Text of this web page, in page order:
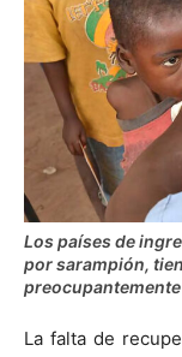
Los países de
por sarampión,
La falta de